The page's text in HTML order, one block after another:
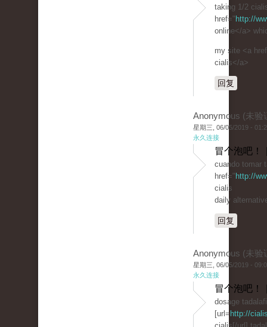
taking 1/2
href=" http://
online</a>
my site <a
cialis</a>
回复
Anonymous (未验
星期三, 06/05/2019 -
永久连接
冒个泡吧！
cuando tomar
href=" http://
cialis
daily
回复
Anonymous (未验
星期三, 06/05/2019 -
永久连接
冒个泡吧！
dosage
[url= http://